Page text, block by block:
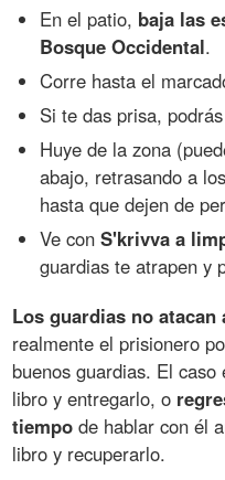
En el patio, baja las
Bosque Occidental.
Corre hasta el
Si te das prisa, podrás
Huye de la zona
abajo, retrasando a
hasta que dejen de
Ve conS'krivva a
guardias te atrapen y
Los guardias no atacan
realmente el prisionero
buenos guardias. El
libro y entregarlo, o
tiempo de hablar con él
libro y recuperarlo.